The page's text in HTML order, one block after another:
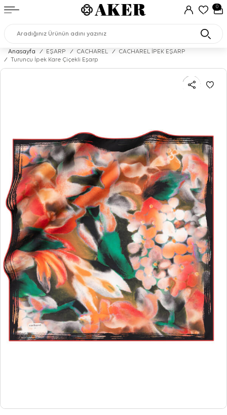
0
Anasayfa / EŞARP / CACHAREL /
CACHAREL İPEK EŞARP
/
Turuncu İpek Kare Çiçekli Eşarp